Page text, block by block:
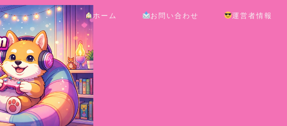
ホーム お問い合わせ 運営者情報